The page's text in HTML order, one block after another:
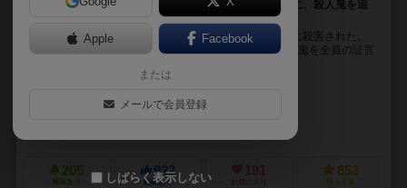
客人の中に紛れ込んだ殺人鬼。全員の目撃証言を頼りに、殺人鬼を追
複数の客人が招かれたある洋館で、館の主人が何者かに殺害された。
プレイヤーは客人の1人となり、客人に紛れ込んだ殺人鬼を全員の証言
渋江 玖琉（Kuru Shibue）
205
興味あり
922
経験あり
191
お気に入り
853
持ってる
Apple Facebook
または
メールで会員登録
しばらく表示しない